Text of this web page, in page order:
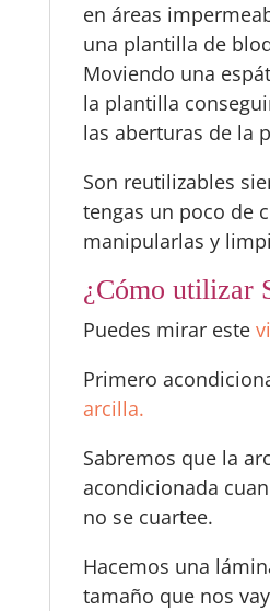
en áreas
una plantilla de
Moviendo una
la plantilla
las aberturas de la
Son reutilizables
tengas un poco de
manipularlas y
¿Cómo utilizar
Puedes mirar este
Primero
arcilla.
Sabremos que la
acondicionada
no se cuartee.
Hacemos una
tamaño que nos